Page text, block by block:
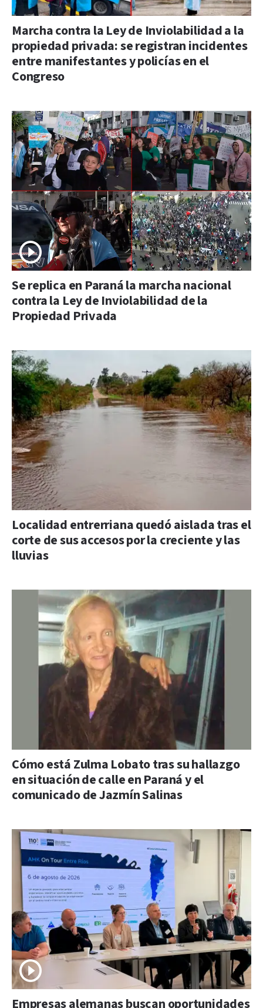
Marcha contra la Ley de Inviolabilidad a la
propiedad privada: se registran incidentes
entre manifestantes y policías en el
Congreso
Se replica en Paraná la marcha nacional
contra la Ley de Inviolabilidad de la
Propiedad Privada
Localidad entrerriana quedó aislada tras el
corte de sus accesos por la creciente y las
lluvias
Cómo está Zulma Lobato tras su hallazgo
en situación de calle en Paraná y el
comunicado de Jazmín Salinas
Empresas alemanas buscan oportunidades